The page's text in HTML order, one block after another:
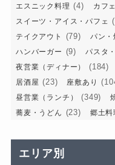
エスニック料理 (4) カフ
スイーツ・アイス・パフェ
テイクアウト (79) パン
ハンバーガー (9) パスタ
夜営業（ディナー） (184)
居酒屋 (23) 座敷あり
昼営業（ランチ） (349)
蕎麦・うどん (23) 郷土料
エリア別